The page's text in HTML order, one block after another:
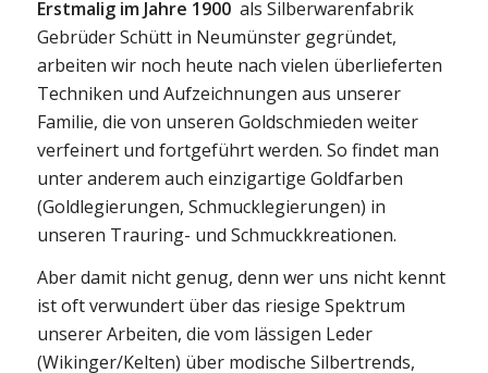
Erstmalig im Jahre 1900als Silberwarenfabrik
Gebrüder Schütt in Neumünster gegründet,
arbeiten wir noch heute nach vielen überlieferten
Techniken und Aufzeichnungen aus unserer
Familie, die von unseren Goldschmieden weiter
verfeinert und fortgeführt werden. So findet man
unter anderem auch einzigartige Goldfarben
(Goldlegierungen, Schmucklegierungen) in
Aber damit nicht genug, denn wer uns nicht kennt
ist oft verwundert über das riesige Spektrum
unserer Arbeiten, die vom lässigen Leder